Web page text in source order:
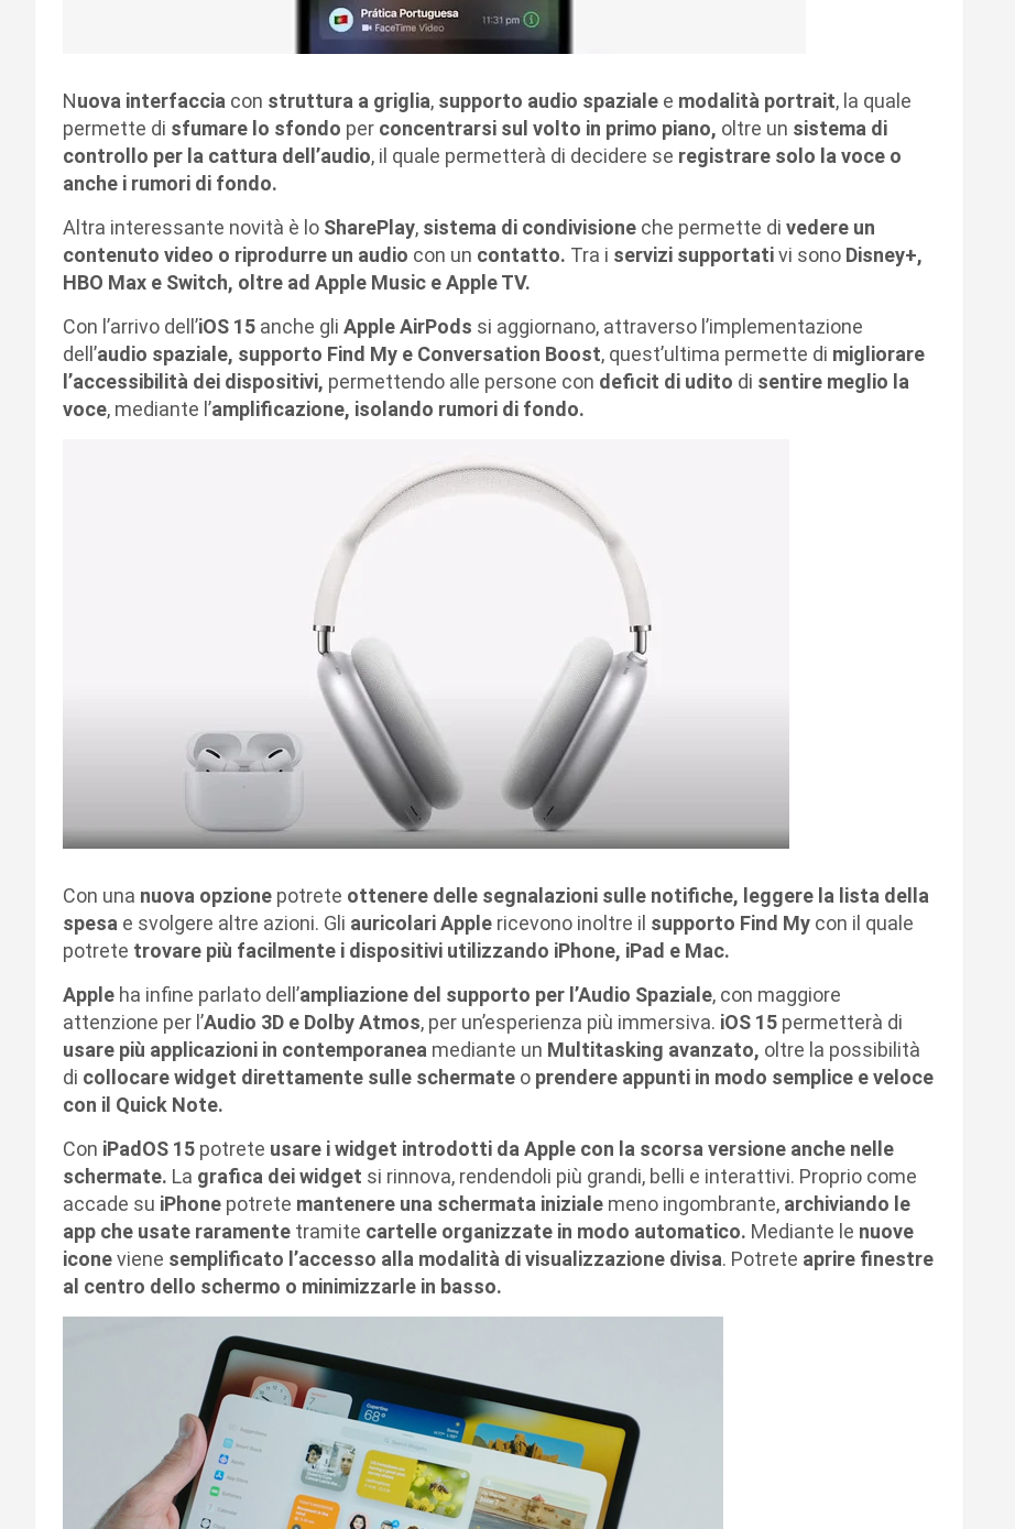
Nuova interfaccia con struttura a griglia, supporto audio spaziale e modalità portrait, la quale
permette di sfumare lo sfondo per concentrarsi sul volto in primo piano, oltre un sistema di
controllo per la cattura dell’audio, il quale permetterà di decidere se registrare solo la voce o
anche i rumori di fondo.
Altra interessante novità è lo SharePlay, sistema di condivisione che permette di vedere un
contenuto video o riprodurre un audio con un contatto. Tra i servizi supportativi sono Disney+,
HBO Max e Switch, oltre ad Apple Music e Apple TV.
Con l’arrivo dell’iOS 15 anche gli Apple AirPods si aggiornano, attraverso l’implementazione
dell’audio spaziale, supporto Find My e Conversation Boost, quest’ultima permette di migliorare
l’accessibilità dei dispositivi, permettendo alle persone con deficit di udito di sentire meglio la
voce, mediante l’amplificazione, isolando rumori di fondo.
Con una nuova opzione potrete ottenere delle segnalazioni sulle notifiche, leggere la lista della
spesa e svolgere altre azioni. Gli auricolari Apple ricevono inoltre il supporto Find My con il quale
potrete trovare più facilmente i dispositivi utilizzando iPhone, iPad e Mac.
Apple ha infine parlato dell’ampliazione del supporto per l’Audio Spaziale, con maggiore
attenzione per l’Audio 3D e Dolby Atmos, per un’esperienza più immersiva. iOS 15 permetterà di
usare più applicazioni in contemporanea mediante un Multitasking avanzato, oltre la possibilità
di collocare widget direttamente sulle schermate o prendere appunti in modo semplice e veloce
con il Quick Note.
Con iPadOS 15 potrete usare i widget introdotti da Apple con la scorsa versione anche nelle
schermate. La grafica dei widget si rinnova, rendendoli più grandi, belli e interattivi. Proprio come
accade su iPhone potrete mantenere una schermata iniziale meno ingombrante, archiviando le
app che usate raramente tramite cartelle organizzate in modo automatico. Mediante le nuove
iconeviene semplificato l’accesso alla modalità di visualizzazione divisa. Potrete aprire finestre
al centro dello schermo o minimizzarle in basso.